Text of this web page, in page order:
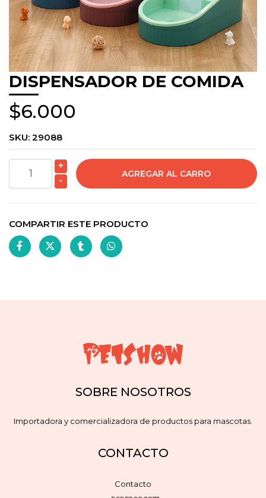
DISPENSADOR DE COMIDA
$6.000
SKU: 29088
+
-
COMPARTIR ESTE PRODUCTO
SOBRE NOSOTROS
Importadora y comercializadora de productos para mascotas.
CONTACTO
Contacto